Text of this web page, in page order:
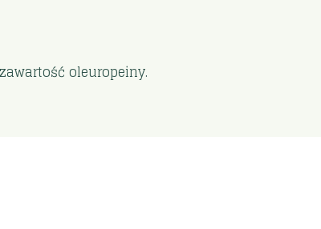
oleuropeiny.